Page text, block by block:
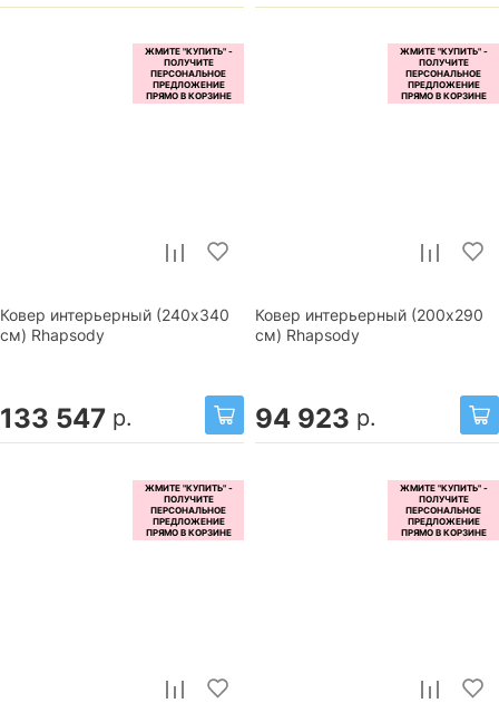
Ковер интерьерный (240x340
см) Rhapsody
133 547 р.
Ковер интерьерный (200x290
см) Rhapsody
94 923 р.